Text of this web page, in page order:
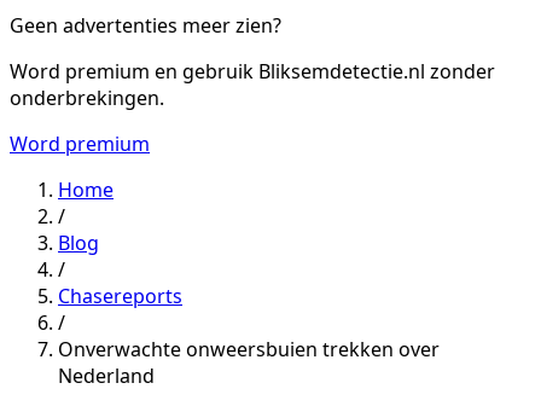
Geen advertenties meer zien?
Word premium en gebruik Bliksemdetectie.nl zonder
onderbrekingen.
Word premium
Home
/
Blog
/
Chasereports
/
Onverwachte onweersbuien trekken over
Nederland